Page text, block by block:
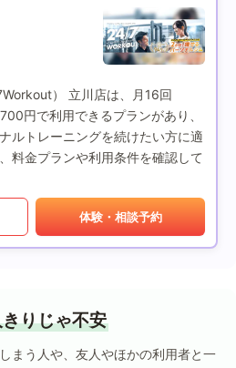
） 立川店は、月16回
円で利用できるプランがあり、
ルトレーニングを続けたい方に適
料金プランや利用条件を確認して
体験・相談予約
りじゃ不安
まう人や、友人やほかの利用者と一